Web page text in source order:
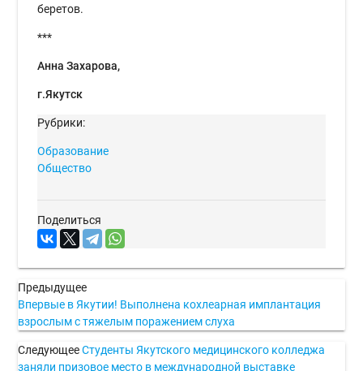
беретов.
***
Анна Захарова,
г.Якутск
Рубрики:
Образование
Общество
Поделиться
Предыдущее
Впервые в Якутии! Выполнена кохлеарная имплантация
взрослым с тяжелым поражением слуха
Следующее Студенты Якутского медицинского колледжа
заняли призовое место в международной выставке